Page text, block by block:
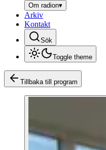
Om radion▾
Arkiv
Kontakt
Sök
Toggle theme
Tillbaka till program